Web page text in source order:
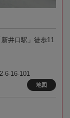
井口駅」徒歩11
6-16-101
地図